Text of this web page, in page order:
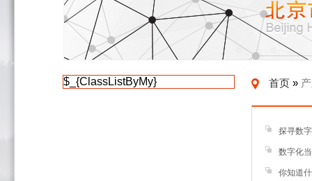
$_{ClassListByMy} 首页 »
探寻数
数字化
你知道